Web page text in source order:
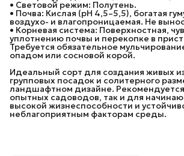
• Световой режим: Полутень.
• Почва: Кислая (pH 4,5–5,5), богатая
воздухо- и влагопроницаемая. Не
• Корневая система: Поверхностная,
уплотнению почвы и перекопке в
Требуется обязательное
опадом или сосновой корой.
Идеальный сорт для создания живых
групповых посадок и солитерного
ландшафтном дизайне.
опытных садоводов, так и для
высокой жизнеспособности и
неблагоприятным факторам среды.